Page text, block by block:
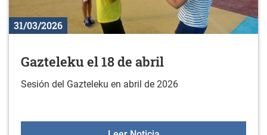
31/03/2026
Gazteleku el 18 de abril
Sesión del Gazteleku en abril de 2026